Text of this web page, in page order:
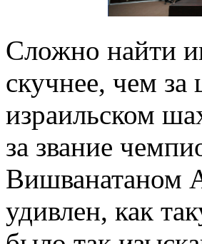
Сложно найти
скучнее, чем
израильском
за звание
Вишванатаном
удивлен, как